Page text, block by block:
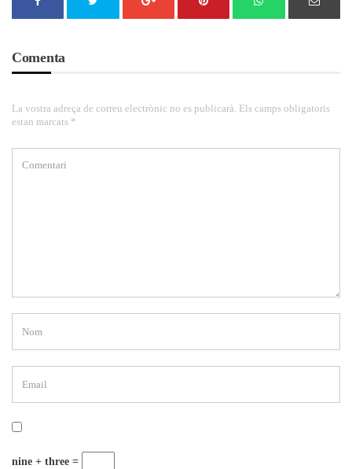
Comenta
La vostra adreça de correu electrònic no es publicarà. Els camps obligatoris
estan marcats *
nine + three =